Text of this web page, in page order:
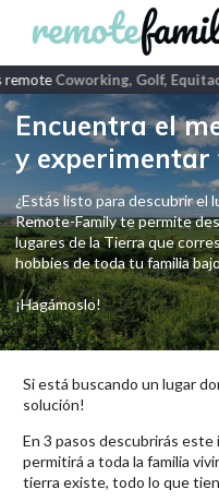
Coworking, Golf,
Encuentra el
y experimentar
¿Estás listo para descubrir el
Remote-Family te permite
lugares de la Tierra que
hobbies de toda tu familia
¡Hagámoslo!
Si está buscando un lugar
solución!
En 3 pasos descubrirás
permitirá a toda la familia
tierra existe, todo lo que